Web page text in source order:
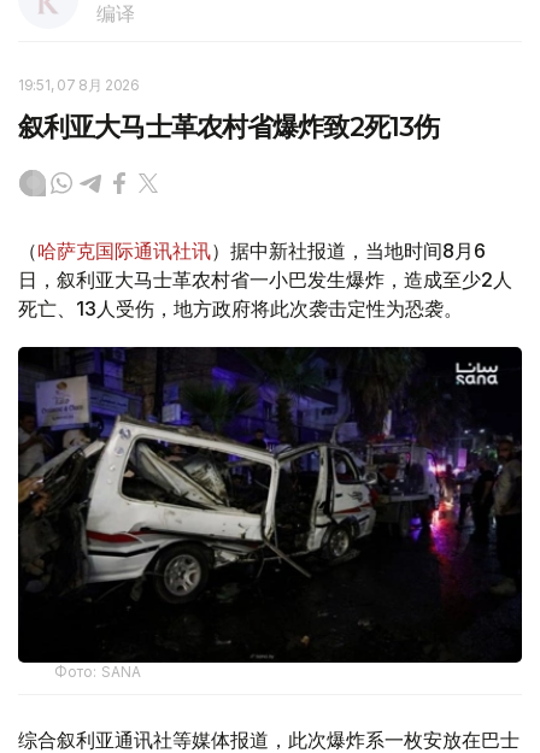
编译
19:51, 07 8月 2026
叙利亚大马士革农村省爆炸致2死13伤
（哈萨克国际通讯社讯）据中新社报道，当地时间8月6
日，叙利亚大马士革农村省一小巴发生爆炸，造成至少2人
死亡、13人受伤，地方政府将此次袭击定性为恐袭。
Фото: SANA
综合叙利亚通讯社等媒体报道，此次爆炸系一枚安放在巴士